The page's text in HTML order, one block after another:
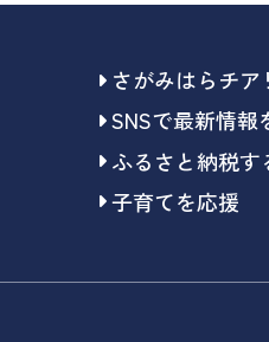
さがみはらチ
SNSで最新情報
ふるさと納税す
子育てを応援